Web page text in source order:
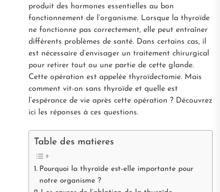
produit des hormones essentielles au bon
fonctionnement de l’organisme. Lorsque la thyroïde
ne fonctionne pas correctement, elle peut entraîner
différents problèmes de santé. Dans certains cas, il
est nécessaire d’envisager un traitement chirurgical
pour retirer tout ou une partie de cette glande.
Cette opération est appelée thyroïdectomie. Mais
comment vit-on sans thyroïde et quelle est
l’espérance de vie après cette opération ? Découvrez
ici les réponses à ces questions.
Table des matieres
Pourquoi la thyroïde est-elle importante pour
notre organisme ?